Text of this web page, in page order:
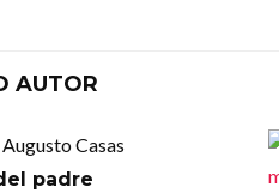
AUTOR
padre